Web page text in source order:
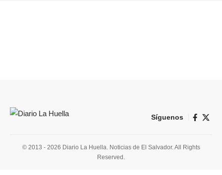
Síguenos
© 2013 - 2026 Diario La Huella. Noticias de El Salvador. All Rights
Reserved.